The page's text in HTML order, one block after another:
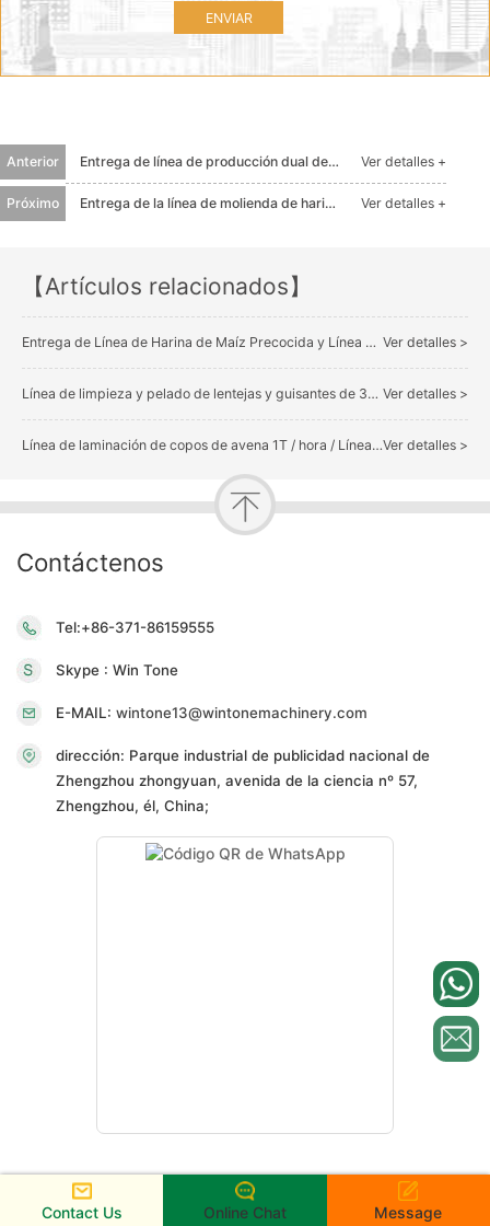
ENVIAR
Ver detalles +
Anterior Entrega de línea de producción dual de maíz de Sri Lanka
Ver detalles +
Próximo Entrega de la línea de molienda de harina de maíz de Etiopía 30T / día
【Artículos relacionados】
Ver detalles >
Entrega de Línea de Harina de Maíz Precocida y Línea de Molienda de Arroz a Venezuela
Ver detalles >
Línea de limpieza y pelado de lentejas y guisantes de 3T / hora Entrega a Rusia
Ver detalles >
Línea de laminación de copos de avena 1T / hora / Línea de producción de copos de avena
Contáctenos
Tel:+86-371-86159555
Skype : Win Tone
E-MAIL: wintone13@wintonemachinery.com
dirección: Parque industrial de publicidad nacional de
Zhengzhou zhongyuan, avenida de la ciencia nº 57,
Zhengzhou, él, China;
Contact Us Online Chat Message